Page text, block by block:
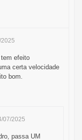
efeito
certa velocidade
bom.
07/2025
passa UM